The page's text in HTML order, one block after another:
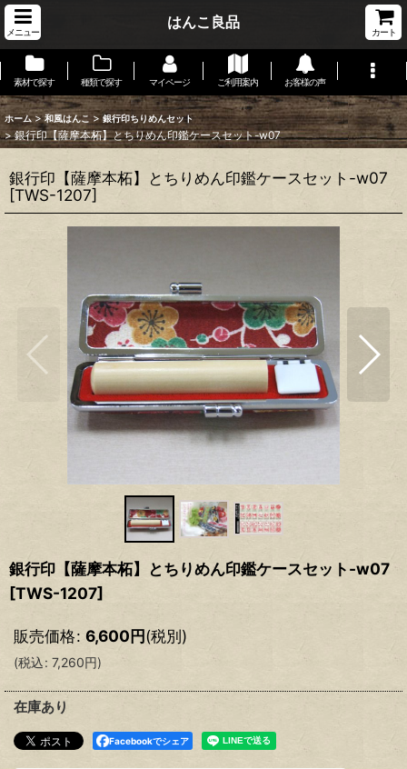
メニュー
はんこ良品
カート
素材で探す 種類で探す マイページ ご利用案内 お客様の声
ホーム > 和風はんこ > 銀行印ちりめんセット
> 銀行印【薩摩本柘】とちりめん印鑑ケースセット-w07
銀行印【薩摩本柘】とちりめん印鑑ケースセット-w07
[TWS-1207]
銀行印【薩摩本柘】とちりめん印鑑ケースセット-w07
[TWS-1207]
販売価格: 6,600円(税別)
(税込: 7,260円)
在庫あり
Facebookでシェア